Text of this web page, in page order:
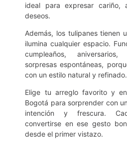
ideal para expresar cariño,
deseos.
Además, los tulipanes tienen
ilumina cualquier espacio.
cumpleaños,
sorpresas espontáneas,
con un estilo natural y refinado.
Elige tu arreglo favorito y
Bogotá para sorprender con un
intención y frescura.
convertirse en ese gesto
desde el primer vistazo.